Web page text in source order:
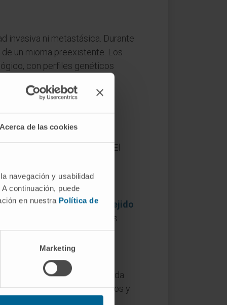
Acerca de las cookies
navegación y usabilidad
continuación, puede
en nuestra Política de
Marketing
invasiva ni metastásica. Durante
un mioma preexistente. Los
con perfiles genéticos
carnoso del músculo». El
(músculo, grasa, hueso,
tejido
un subgrupo dentro de los
porque cada
sobre todo en diccionarios y